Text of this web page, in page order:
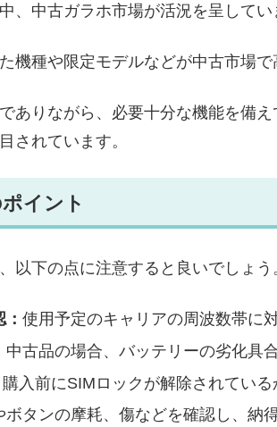
、中古ガラホ市場が活況を呈してい
機種や限定モデルなどが中古市場で
ありながら、必要十分な機能を備
されています。
イント
以下の点に注意すると良いでしょう
使用予定のキャリアの周波数帯に
中古品の場合、バッテリーの劣化具
購入前にSIMロックが解除されている
ボタンの摩耗、傷などを確認し、納